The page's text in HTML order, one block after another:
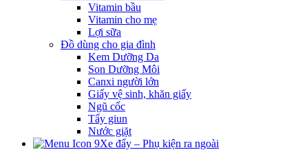
Vitamin bầu
Vitamin cho mẹ
Lợi sữa
Đồ dùng cho gia đình
Kem Dưỡng Da
Son Dưỡng Môi
Canxi người lớn
Giấy vệ sinh, khăn giấy
Ngũ cốc
Tẩy giun
Nước giặt
Xe đẩy – Phụ kiện ra ngoài